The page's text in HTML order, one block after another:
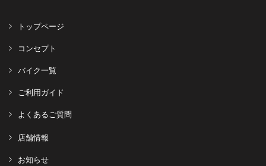
トップページ
コンセプト
バイク一覧
ご利用ガイド
よくあるご質問
店舗情報
お知らせ